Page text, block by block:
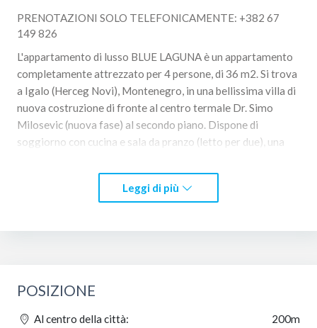
PRENOTAZIONI SOLO TELEFONICAMENTE: +382 67
149 826
L'appartamento di lusso BLUE LAGUNA è un appartamento
completamente attrezzato per 4 persone, di 36 m2. Si trova
a Igalo (Herceg Novi), Montenegro, in una bellissima villa di
nuova costruzione di fronte al centro termale Dr. Simo
Milosevic (nuova fase) al secondo piano. Dispone di
soggiorno con cucina e sala da pranzo (letto per due), una
lettino per bambini, anticamera, bagno con doccia. cabina
doccia, lavatrice e ampia terrazza con bellissima vista sul
Leggi di più
POSIZIONE
Al centro della città:
200m